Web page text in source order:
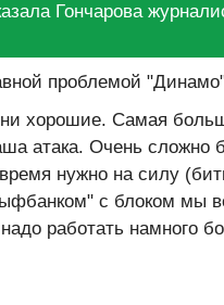
Гончарова
проблемой
хорошие. Самая
атака. Очень сложно
нужно на силу
с блоком мы
работать намного